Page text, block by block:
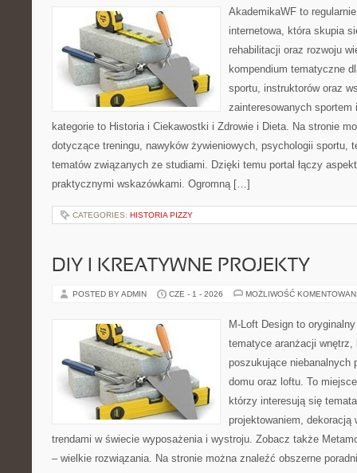
AkademikaWF to
internetowa, która skupia
rehabilitacji oraz rozwoju
kompendium tematyczne
sportu, instruktorów oraz
zainteresowanych sportem
kategorie to Historia i Ciekawostki i Zdrowie i Dieta. Na stronie
dotyczące treningu, nawyków żywieniowych, psychologii sportu,
tematów związanych ze studiami. Dzięki temu portal łączy
praktycznymi wskazówkami. Ogromną […]
CATEGORIES: HISTORIA PIZZY
DIY I KREATYWNE PROJEKTY
POSTED BY ADMIN CZE - 1 - 2026 MOŻLIWOŚĆ
M-Loft Design to
tematyce aranżacji
poszukujące niebanalnych
domu oraz loftu. To
którzy interesują się
projektowaniem, dekoracją
trendami w świecie wyposażenia i wystroju. Zobacz także
– wielkie rozwiązania. Na stronie można znaleźć obszerne